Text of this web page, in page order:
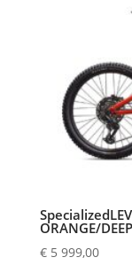
ORANGE/
€5 999,00